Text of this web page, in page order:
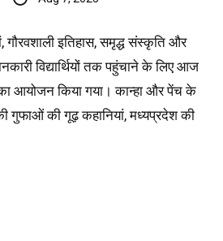
गौरवशाली इतिहास, समृद्ध संस्कृति और
विद्यार्थियों तक पहुंचाने के लिए आज
आयोजन किया गया। कान्हा और पेंच के
गुफाओं की गूढ़ कहानियां, मध्यप्रदेश की